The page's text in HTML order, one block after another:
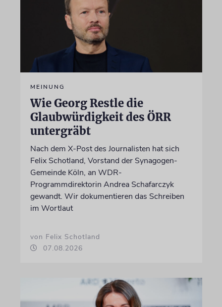
MEINUNG
Wie Georg Restle die
Glaubwürdigkeit des ÖRR
untergräbt
Nach dem X-Post des Journalisten hat sich
Felix Schotland, Vorstand der Synagogen-
Gemeinde Köln, an WDR-
Programmdirektorin Andrea Schafarczyk
gewandt. Wir dokumentieren das Schreiben
im Wortlaut
von Felix Schotland
07.08.2026